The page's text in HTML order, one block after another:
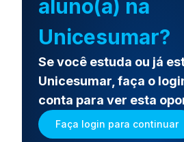
aluno(a) na
Unicesumar?
Se você estuda ou já
Unicesumar, faça o
conta para ver esta
Faça login para continuar